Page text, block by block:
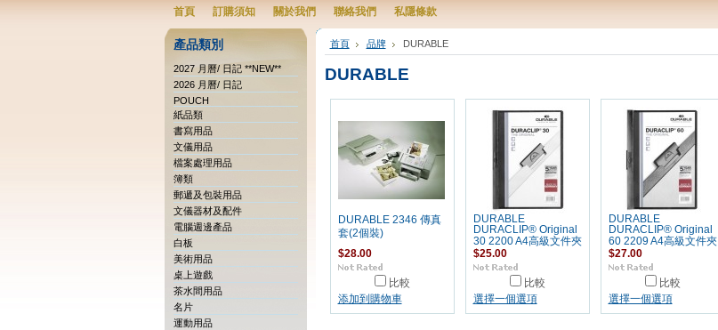
首頁 訂購須知 關於我們 聯絡我們 私隱條款
產品類別
2027 月曆/ 日記 **NEW**
2026 月曆/ 日記
POUCH
紙品類
書寫用品
文儀用品
檔案處理用品
簿類
郵遞及包裝用品
文儀器材及配件
電腦週邊產品
白板
美術用品
桌上遊戲
茶水間用品
名片
運動用品
首頁 品牌 DURABLE
DURABLE
DURABLE 2346 傳真
套(2個裝)
$28.00
比較
添加到購物車
DURABLE
DURACLIP® Original
30 2200 A4高級文件夾
$25.00
比較
選擇一個選項
DURABLE
DURACLIP® Original
60 2209 A4高級文件夾
$27.00
比較
選擇一個選項